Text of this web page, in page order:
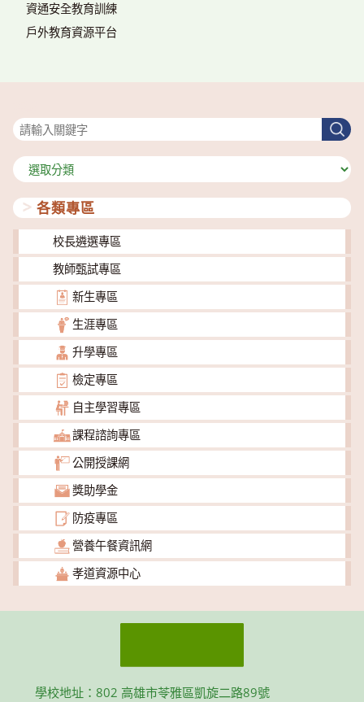
資通安全教育訓練
戶外教育資源平台
搜
尋
分
類
各類專區
校長遴選專區
教師甄試專區
新生專區
生涯專區
升學專區
檢定專區
自主學習專區
課程諮詢專區
公開授課網
獎助學金
防疫專區
營養午餐資訊網
孝道資源中心
學校地址：802 高雄市苓雅區凱旋二路89號